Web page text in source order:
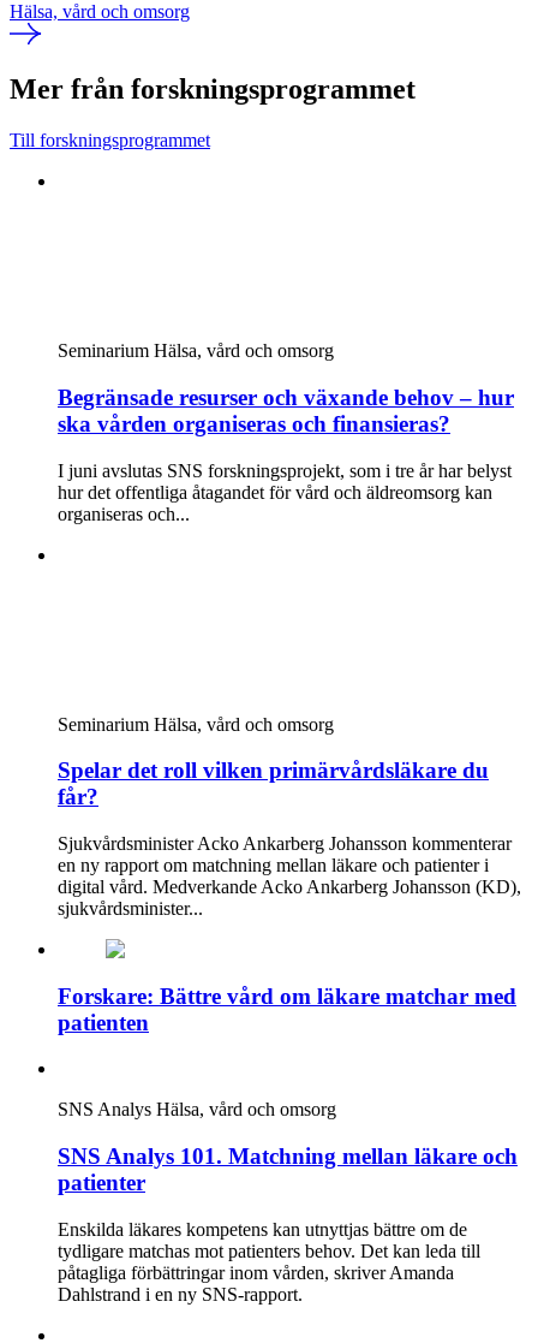
Hälsa, vård och omsorg
Mer från forskningsprogrammet
Till forskningsprogrammet
Seminarium Hälsa, vård och omsorg
Begränsade resurser och växande behov – hur
ska vården organiseras och finansieras?
I juni avslutas SNS forskningsprojekt, som i tre år har belyst
hur det offentliga åtagandet för vård och äldreomsorg kan
organiseras och...
Seminarium Hälsa, vård och omsorg
Spelar det roll vilken primärvårdsläkare du
får?
Sjukvårdsminister Acko Ankarberg Johansson kommenterar
en ny rapport om matchning mellan läkare och patienter i
digital vård. Medverkande Acko Ankarberg Johansson (KD),
sjukvårdsminister...
Forskare: Bättre vård om läkare matchar med
patienten
SNS Analys Hälsa, vård och omsorg
SNS Analys 101. Matchning mellan läkare och
patienter
Enskilda läkares kompetens kan utnyttjas bättre om de
tydligare matchas mot patienters behov. Det kan leda till
påtagliga förbättringar inom vården, skriver Amanda
Dahlstrand i en ny SNS-rapport.